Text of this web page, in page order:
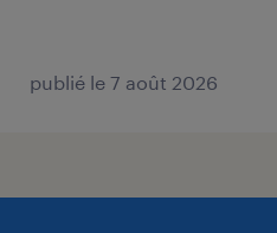
publié le 7 août 2026